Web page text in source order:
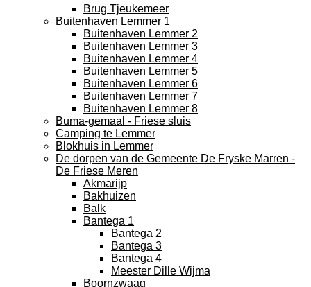
Brug Tjeukemeer
Buitenhaven Lemmer 1
Buitenhaven Lemmer 2
Buitenhaven Lemmer 3
Buitenhaven Lemmer 4
Buitenhaven Lemmer 5
Buitenhaven Lemmer 6
Buitenhaven Lemmer 7
Buitenhaven Lemmer 8
Buma-gemaal - Friese sluis
Camping te Lemmer
Blokhuis in Lemmer
De dorpen van de Gemeente De Fryske Marren -
De Friese Meren
Akmarijp
Bakhuizen
Balk
Bantega 1
Bantega 2
Bantega 3
Bantega 4
Meester Dille Wijma
Boornzwaag